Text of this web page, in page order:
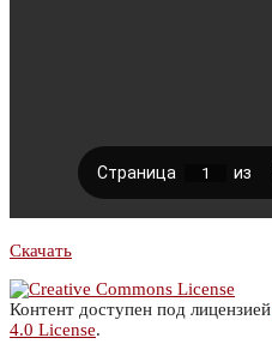
Скачать
Контент доступен под лицензией
4.0 License.